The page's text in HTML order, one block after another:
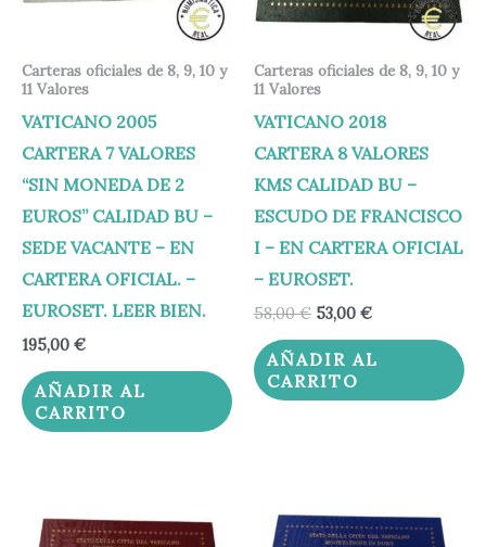
Carteras oficiales de 8, 9, 10 y
11 Valores
VATICANO 2005
CARTERA 7 VALORES
“SIN MONEDA DE 2
EUROS” CALIDAD BU –
SEDE VACANTE – EN
CARTERA OFICIAL. –
EUROSET. LEER BIEN.
195,00 €
AÑADIR AL
CARRITO
Carteras oficiales de 8, 9, 10 y
11 Valores
VATICANO 2018
CARTERA 8 VALORES
KMS CALIDAD BU –
ESCUDO DE FRANCISCO
I – EN CARTERA OFICIAL
– EUROSET.
58,00€ 53,00 €
AÑADIR AL
CARRITO